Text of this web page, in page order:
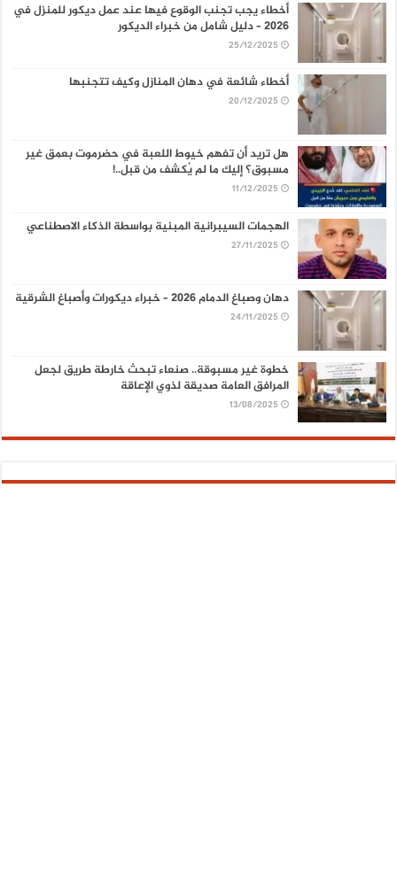
أخطاء يجب تجنب الوقوع فيها عند عمل ديكور للمنزل في
2026 – دليل شامل من خبراء الديكور
25/12/2025
أخطاء شائعة في دهان المنازل وكيف تتجنبها
20/12/2025
هل تريد أن تفهم خيوط اللعبة في حضرموت بعمق غير
مسبوق؟ إليك ما لم يُكشف من قبل..!
11/12/2025
الهجمات السيبرانية المبنية بواسطة الذكاء الاصطناعي
27/11/2025
دهان وصباغ الدمام 2026 – خبراء ديكورات وأصباغ الشرقية
24/11/2025
خطوة غير مسبوقة.. صنعاء تبحث خارطة طريق لجعل
المرافق العامة صديقة لذوي الإعاقة
13/08/2025